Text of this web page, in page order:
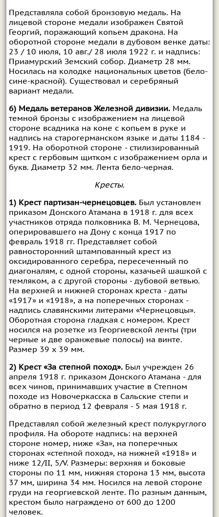
Представляла собой бронзовую медаль. На
лицевой стороне медали изображен Святой
Георгий, поражающий копьем дракона. На
оборотной стороне медали в дубовом венке даты:
23 / 10 июля, 10 авг./ 28 июля 1922 г. и надпись:
Приамурский Земский собор. Диаметр 28 мм.
Носилась на колодке национальных цветов (бело-
сине-красной). Существовал и серебряный
вариант медали.
6) Медаль ветеранов Железной дивизии.Медаль
темной бронзы с изображением на лицевой
стороне всадника на коне с копьем в руке и
надпись на старогерманском языке и даты 1184 -
1919. На оборотной стороне - стилизированный
крест с гербовым щитком с изображением орла и
букв. Диаметр 32 мм. Лента бело-черная.
Кресты.
1) Крест партизан-чернецовцев.Был установлен
приказом Донского Атамана в 1918 г. для всех
участников отряда полковника В. М. Чернецова,
оперировавшего на Дону с конца 1917 по
февраль 1918 гг. Представляет собой
равносторонний штампованный крест из
оксидированного серебра, пересеченный по
диагоналям, с одной стороны, казачьей шашкой с
темляком, а с другой стороны - дубовой ветвью.
На верхней и нижней сторонах креста - даты
«1917» и «1918», а на поперечных сторонах -
надпись славянскими литерами «Чернецовцы».
Оборотная сторона гладкая с номером. Крест
носился на розетке из Георгиевской ленты (три
черные и две оранжевые полосы) на винте.
Размер 39 х 39 мм.
2) Крест «За степной поход».Был учрежден 26
апреля 1918 г. приказом Донского Атамана - для
всех чинов, принимавших участие в Степном
походе из Новочеркасска в Сальские степи и
обратно в период 12 февраля - 5 мая 1918 г.
Представлял собой железный крест полукруглого
профиля. На обороте надпись: на верхней
стороне номер, ниже «За», на поперечных
сторонах «степной поход», на нижней «1918» и
ниже 12/II, 5/V. Размеры: верхняя и боковые
стороны по 11 мм, нижняя сторона 13 мм, высота
37 мм, ширина 34 мм. Носился на левой стороне
груди на георгиевской ленте. По разным данным,
крестом было награждено от 600 до 1200
человек.